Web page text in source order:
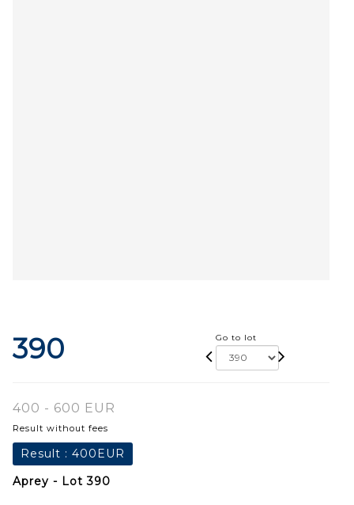
390 Go to lot
400 - 600 EUR
Result without fees
Result : 400EUR
Aprey - Lot 390